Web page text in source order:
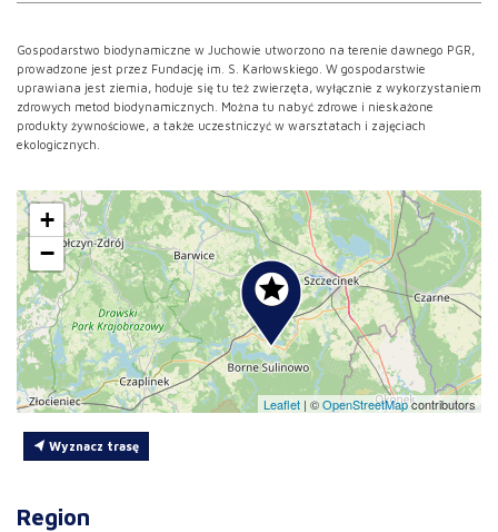
Gospodarstwo biodynamiczne w Juchowie utworzono na terenie dawnego PGR,
prowadzone jest przez Fundację im. S. Karłowskiego. W gospodarstwie
uprawiana jest ziemia, hoduje się tu też zwierzęta, wyłącznie z wykorzystaniem
zdrowych metod biodynamicznych. Można tu nabyć zdrowe i nieskażone
produkty żywnościowe, a także uczestniczyć w warsztatach i zajęciach
ekologicznych.
+
−
Leaflet | ©OpenStreetMapcontributors
Wyznacz trasę
Region